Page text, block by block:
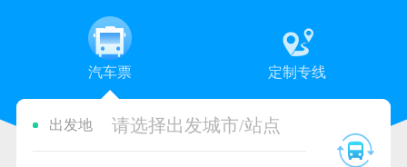
汽车票 定制专线
出发地 请选择出发城市/站点